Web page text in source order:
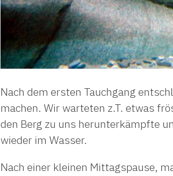
Nach dem ersten Tauchgang
machen. Wir warteten z.T. etwas
den Berg zu uns herunterkämpfte
wieder im Wasser.
Nach einer kleinen Mittagspause,